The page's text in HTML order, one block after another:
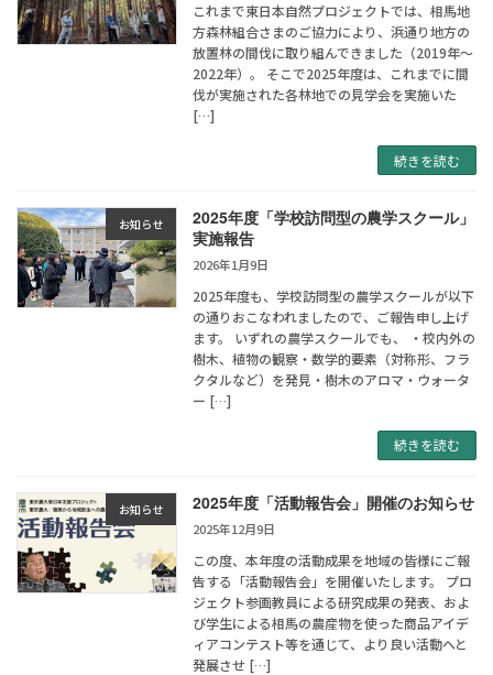
これまで東日本自然プロジェクトでは、相馬地
方森林組合さまのご協力により、浜通り地方の
放置林の間伐に取り組んできました（2019年～
2022年）。 そこで2025年度は、これまでに間
伐が実施された各林地での見学会を実施いた
[…]
続きを読む
お知らせ
2025年度「学校訪問型の農学スクール」
実施報告
2026年1月9日
2025年度も、学校訪問型の農学スクールが以下
の通りおこなわれましたので、ご報告申し上げ
ます。 いずれの農学スクールでも、 ・校内外の
樹木、植物の観察・数学的要素（対称形、フラ
クタルなど）を発見・樹木のアロマ・ウォータ
ー […]
続きを読む
お知らせ 2025年度「活動報告会」開催のお知らせ
2025年12月9日
この度、本年度の活動成果を地域の皆様にご報
告する「活動報告会」を開催いたします。 プロ
ジェクト参画教員による研究成果の発表、およ
び学生による相馬の農産物を使った商品アイデ
ィアコンテスト等を通じて、より良い活動へと
発展させ […]